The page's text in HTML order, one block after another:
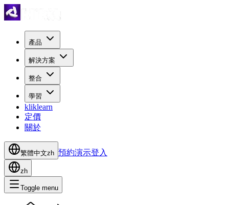
產品
解決方案
整合
學習
kliklearn
定價
關於
繁體中文zh 預約演示登入
zh
Toggle menu